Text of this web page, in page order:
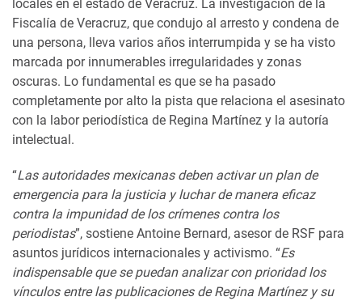
locales en el estado de Veracruz. La investigación de la
Fiscalía de Veracruz, que condujo al arresto y condena de
una persona, lleva varios años interrumpida y se ha visto
marcada por innumerables irregularidades y zonas
oscuras. Lo fundamental es que se ha pasado
completamente por alto la pista que relaciona el asesinato
con la labor periodística de Regina Martínez y la autoría
intelectual.
“Las autoridades mexicanas deben activar un plan de
emergencia para la justicia y luchar de manera eficaz
contra la impunidad de los crímenes contra los
periodistas”, sostiene Antoine Bernard, asesor de RSF para
asuntos jurídicos internacionales y activismo. “Es
indispensable que se puedan analizar con prioridad los
vínculos entre las publicaciones de Regina Martínez y su